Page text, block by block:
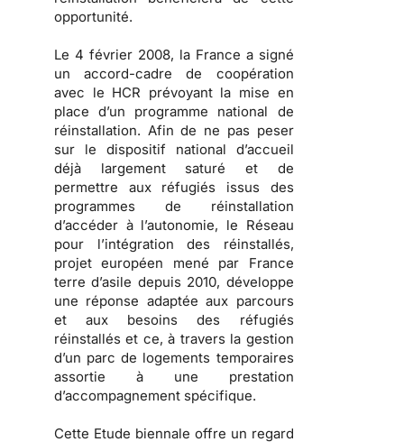
opportunité.
Le 4 février 2008, la France a signé
un accord-cadre de coopération
avec le HCR prévoyant la mise en
place d’un programme national de
réinstallation. Afin de ne pas peser
sur le dispositif national d’accueil
déjà largement saturé et de
permettre aux réfugiés issus des
programmes de réinstallation
d’accéder à l’autonomie, le Réseau
pour l’intégration des réinstallés,
projet européen mené par France
terre d’asile depuis 2010, développe
une réponse adaptée aux parcours
et aux besoins des réfugiés
réinstallés et ce, à travers la gestion
d’un parc de logements temporaires
assortie à une prestation
d’accompagnement spécifique.
Cette Etude biennale offre un regard